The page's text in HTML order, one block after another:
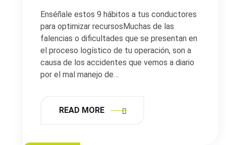
Enséñale estos 9 hábitos a tus conductores
para optimizar recursosMuchas de las
falencias o dificultades que se presentan en
el proceso logístico de tu operación, son a
causa de los accidentes que vemos a diario
por el mal manejo de…
READ MORE